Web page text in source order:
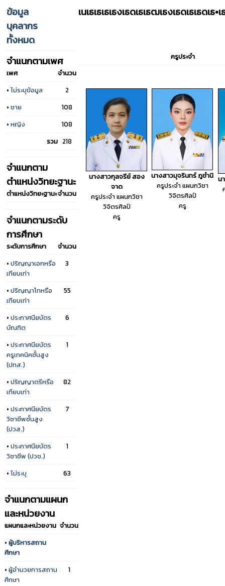
ข้อมูล
บุคลากร
ทั้งหมด
จำแนกตามเพศ
เพศ
จำนวน
• ไม่ระบุข้อมูล
2
• ชาย
108
• หญิง
108
รวม 218
จำแนกตาม
ตำแหน่งวิทยะฐานะ
ตำแหน่งวิทยะฐานะจำนวน
จำแนกตามระดับ
การศึกษา
ระดับการศึกษา
จำนวน
• ปริญญาเอกหรือ
เทียบเท่า
3
• ปริญญาโทหรือ
เทียบเท่า
55
• ประกาศนียบัตร
บัณฑิต
6
• ประกาศนียบัตร
ครูเทคนิคชั้นสูง
(ปทส.)
1
• ปริญญาตรีหรือ
เทียบเท่า
82
• ประกาศนียบัตร
วิชาชีพชั้นสูง
(ปวส.)
7
• ประกาศนียบัตร
วิชาชีพ (ปวช.)
1
• ไม่ระบุ 63
จำแนกตามแผนก
และหน่วยงาน
แผนกและหน่วยงาน จำนวน
• ผู้บริหารสถาน
ศึกษา
• ผู้อำนวยการสถาน
ศึกษา
1
เนเธเธเธเธงเธดเธเธฒเธงเธดเธเธดเธ
ครูประจำ
นางสาวกุลจรีย์ สอง
จาด
ครูประจำ แผนกวิชา
วิจิตรศิลป์
ครู
นางสาวมุจรินทร์ ภูชำนิ
ครูประจำ แผนกวิชา
วิจิตรศิลป์
ครู
น